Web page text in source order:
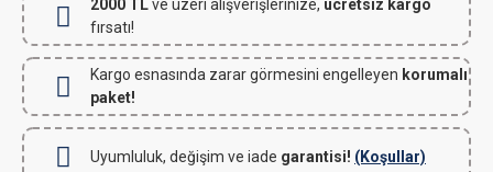
2000 TLve üzeri alışverişlerinize, ücretsiz kargo
fırsatı!
Kargo esnasında zarar görmesini engelleyen korumalı
paket!
Uyumluluk, değişim ve iade garantisi! (Koşullar)